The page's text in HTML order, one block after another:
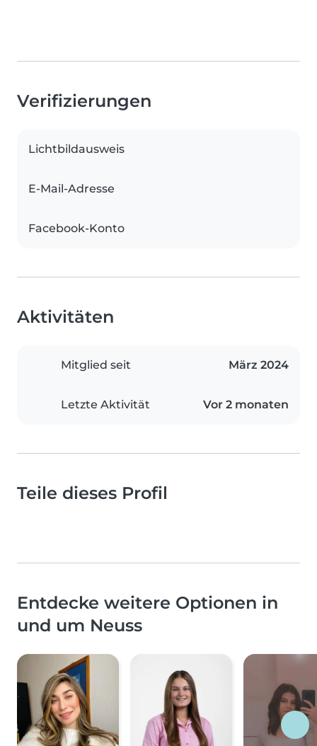
Verifizierungen
Lichtbildausweis
E-Mail-Adresse
Facebook-Konto
Aktivitäten
Mitglied seit März 2024
Letzte Aktivität Vor 2 monaten
Teile dieses Profil
Entdecke weitere Optionen in
und um Neuss